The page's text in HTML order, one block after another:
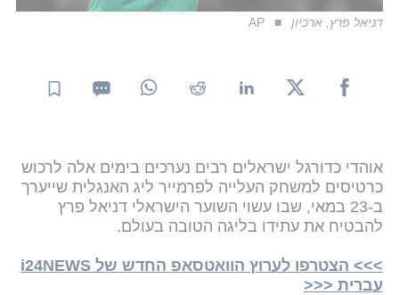
דניאל פרץ, ארכיון AP
אוהדי כדורגל ישראלים רבים נערכים בימים אלה לרכוש
כרטיסים למשחק העלייה לפרמייר ליג האנגלית שייערך
ב-23 במאי, שבו עשוי השוער הישראלי דניאל פרץ
להבטיח את עתידו בליגה הטובה בעולם.
>>> הצטרפו לערוץ הוואטסאפ החדש של i24NEWS
עברית <<<